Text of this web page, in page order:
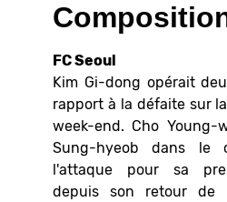
FC Seoul
Kim Gi-dong opérait
rapport à la défaite sur
week-end. Cho Young-
Sung-hyeob dans le
l'attaque pour sa
depuis son retour de